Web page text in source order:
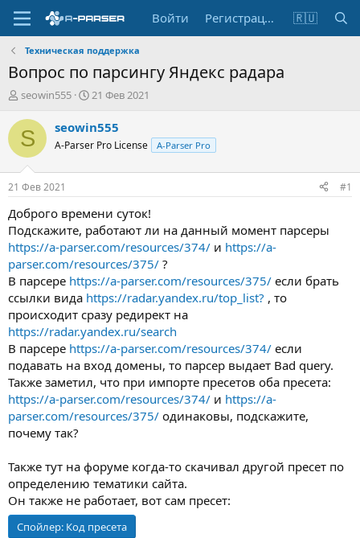
Войти Регистрация 🇷🇺
Техническая поддержка
Вопрос по парсингу Яндекс радара
А
т
о
т
е
м
ы
seowin555
Д
т
н
а
л
21 Фев 2021
S seowin555
A-Parser Pro License A-Parser Pro
21 Фев 2021 #1
Доброго времени суток!
Подскажите, работают ли на данный момент парсеры
https://a-parser.com/resources/374/ и https://a-
parser.com/resources/375/ ?
В парсере https://a-parser.com/resources/375/ если брать
ссылки вида https://radar.yandex.ru/top_list? , то
происходит сразу редирект на
https://radar.yandex.ru/search
В парсере https://a-parser.com/resources/374/ если
подавать на вход домены, то парсер выдает Bad query.
Также заметил, что при импорте пресетов оба пресета:
https://a-parser.com/resources/374/ и https://a-
parser.com/resources/375/ одинаковы, подскажите,
почему так?
Также тут на форуме когда-то скачивал другой пресет по
определению тематики сайта.
Он также не работает, вот сам пресет:
Спойлер: Код пресета